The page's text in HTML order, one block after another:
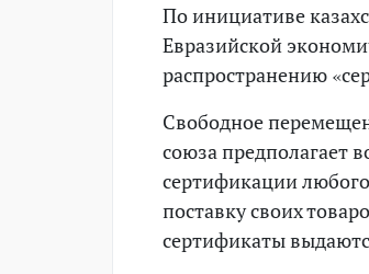
По инициативе
Евразийской
распространению
Свободное
союза предполагает
сертификации
поставку своих
сертификаты